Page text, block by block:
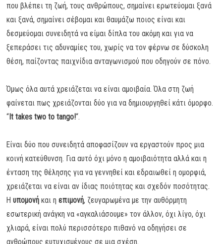
που βλέπει τη ζωή, τους ανθρώπους, σημαίνει ερωτεύομαι ξανά
και ξανά, σημαίνει σέβομαι και θαυμάζω ποιος είναι και
δεσμεύομαι συνειδητά να είμαι δίπλα του ακόμη και για να
ξεπεράσει τις αδυναμίες του, χωρίς να τον φέρνω σε δύσκολη
θέση, παίζοντας παιχνίδια ανταγωνισμού που οδηγούν σε πόνο.
Όμως όλα αυτά χρειάζεται να είναι αμοιβαία. Όλα στη ζωή
φαίνεται πως χρειάζονται δύο για να δημιουργηθεί κάτι όμορφο.
“Ιt takes two to tango!“.
Είναι δύο που συνειδητά αποφασίζουν να εργαστούν προς μια
κοινή κατεύθυνση. Για αυτό όχι μόνο η αμοιβαιότητα αλλά και η
ένταση της θέλησης για να γεννηθεί και εδραιωθεί η ομορφιά,
χρειάζεται να είναι αν ίδιας ποιότητας και σχεδόν ποσότητας.
Ηυπομονή και ηεπιμονή, ζευγαρωμένα με την αυθόρμητη
εσωτερική ανάγκη να «αγκαλιάσουμε» τον άλλον, όχι λίγο, όχι
χλιαρά, είναι πολύ περισσότερο πιθανό να οδηγήσει σε
ανθρώπους ευτυχισμένους σε μια σχέση.